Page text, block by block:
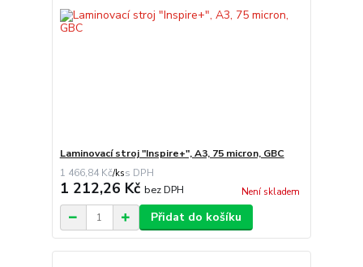
Laminovací stroj "Inspire+", A3, 75 micron, GBC
1 466,84 Kč/ks
1 212,26 Kč bez DPH Není skladem
Přidat do košíku